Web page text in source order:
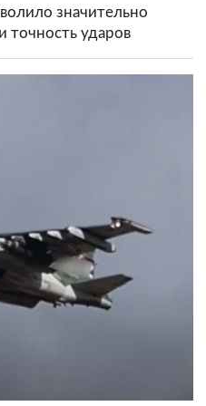
значительно
точность ударов